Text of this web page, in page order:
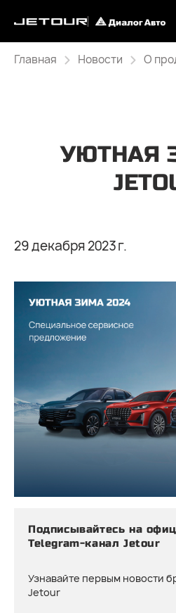
Главная Новости О
УЮТНАЯ
29 декабря 2023 г.
Подписывайтесь на
Telegram-канал Jetour
Узнавайте первым новости
Jetour